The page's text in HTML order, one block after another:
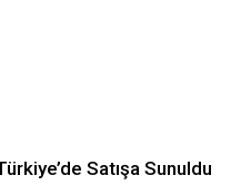
Satışa Sunuldu